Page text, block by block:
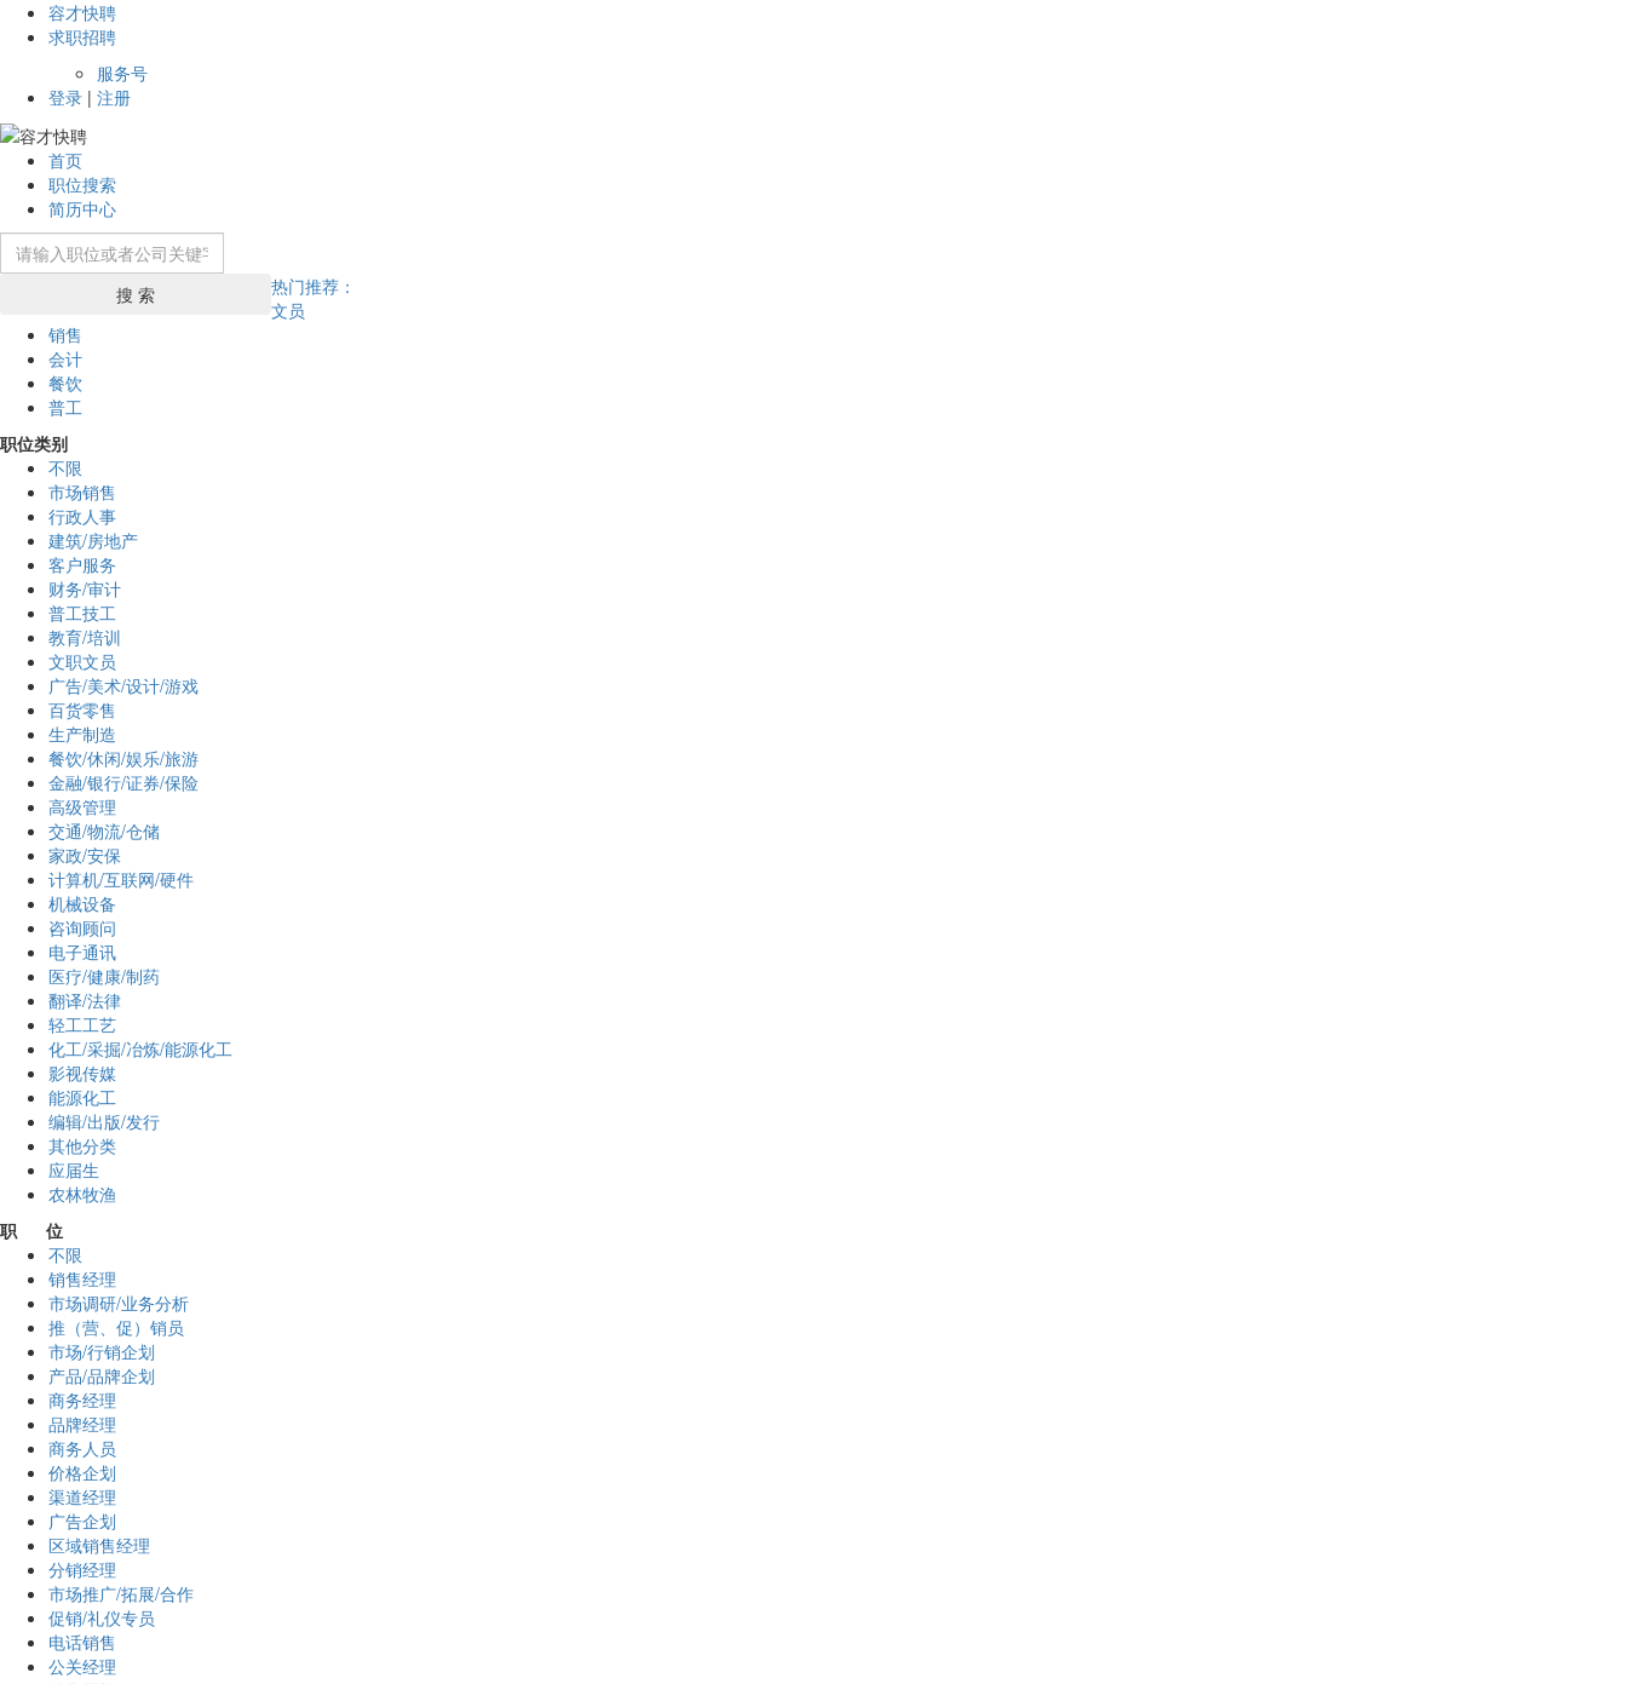
容才快聘
求职招聘
服务号
登录 | 注册
首页
职位搜索
简历中心
搜 索
热门推荐：
文员
销售
会计
餐饮
普工
职位类别
不限
市场销售
行政人事
建筑/房地产
客户服务
财务/审计
普工技工
教育/培训
文职文员
广告/美术/设计/游戏
百货零售
生产制造
餐饮/休闲/娱乐/旅游
金融/银行/证券/保险
高级管理
交通/物流/仓储
家政/安保
计算机/互联网/硬件
机械设备
咨询顾问
电子通讯
医疗/健康/制药
翻译/法律
轻工工艺
化工/采掘/冶炼/能源化工
影视传媒
能源化工
编辑/出版/发行
其他分类
应届生
农林牧渔
职 位
不限
销售经理
市场调研/业务分析
推（营、促）销员
市场/行销企划
产品/品牌企划
商务经理
品牌经理
商务人员
价格企划
渠道经理
广告企划
区域销售经理
分销经理
市场推广/拓展/合作
促销/礼仪专员
电话销售
公关经理